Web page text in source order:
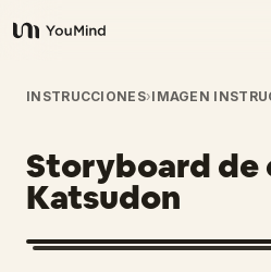
YouMind
Resumen
Casos de uso
Habilidades
INSTRUCCIONES›IMAGEN
Storyboard de
Katsudon